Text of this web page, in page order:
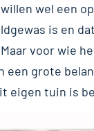
wel een
is en
voor wie
een grote
eigen tuin is